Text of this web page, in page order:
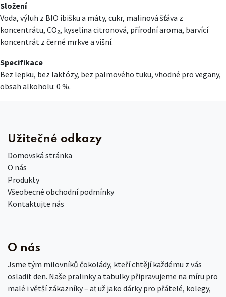
Složení
Voda, výluh z BIO ibišku a máty, cukr, malinová šťáva z
koncentrátu, CO₂, kyselina citronová, přírodní aroma, barvící
koncentrát z černé mrkve a višní.
Specifikace
Bez lepku, bez laktózy, bez palmového tuku, vhodné pro vegany,
obsah alkoholu: 0 %.
Užitečné odkazy
Domovská stránka
O nás
Produkty
Všeobecné obchodní podmínky
Kontaktujte nás
O nás
Jsme tým milovníků čokolády, kteří chtějí každému z vás
osladit den. Naše pralinky a tabulky připravujeme na míru pro
malé i větší zákazníky – ať už jako dárky pro přátelé, kolegy,